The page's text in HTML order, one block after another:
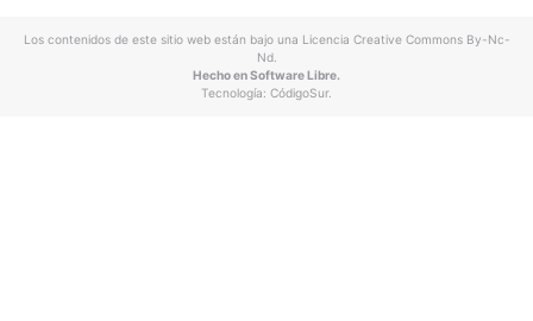
Los contenidos de este sitio web están bajo una Licencia Creative Commons By-Nc-
Nd.
Hecho en Software Libre.
Tecnología: CódigoSur.